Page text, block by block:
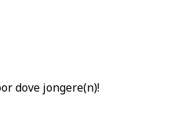
dove jongere(n)!